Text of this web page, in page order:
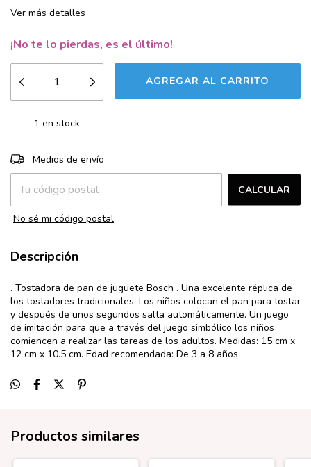
Ver más detalles
¡No te lo pierdas, es el último!
1 en stock
Entregas para el CP:
Medios de envío
CALCULAR
No sé mi código postal
Descripción
. Tostadora de pan de juguete Bosch . Una excelente réplica de
los tostadores tradicionales. Los niños colocan el pan para tostar
y después de unos segundos salta automáticamente. Un juego
de imitación para que a través del juego simbólico los niños
comiencen a realizar las tareas de los adultos. Medidas: 15 cm x
12 cm x 10.5 cm. Edad recomendada: De 3 a 8 años.
Productos similares